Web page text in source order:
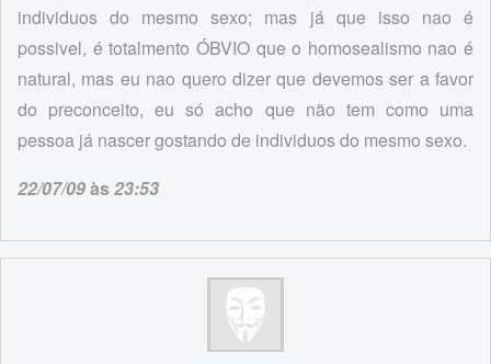
individuos do mesmo sexo; mas já que isso nao é
possivel, é totalmento ÓBVIO que o homosealismo nao é
natural, mas eu nao quero dizer que devemos ser a favor
do preconceito, eu só acho que não tem como uma
pessoa já nascer gostando de individuos do mesmo sexo.
22/07/09às23:53